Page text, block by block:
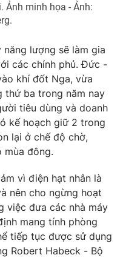
Ảnh minh họa - Ảnh:
lượng sẽ làm gia
các chính phủ. Đức -
khí đốt Nga, vừa
thứ ba trong năm nay
tiêu dùng và doanh
kế hoạch giữ 2 trong
lại ở chế độ chờ,
mùa đông.
vì điện hạt nhân là
nên cho ngừng hoạt
việc đưa các nhà máy
mang tính phòng
tiếp tục được sử dụng
Robert Habeck - Bộ